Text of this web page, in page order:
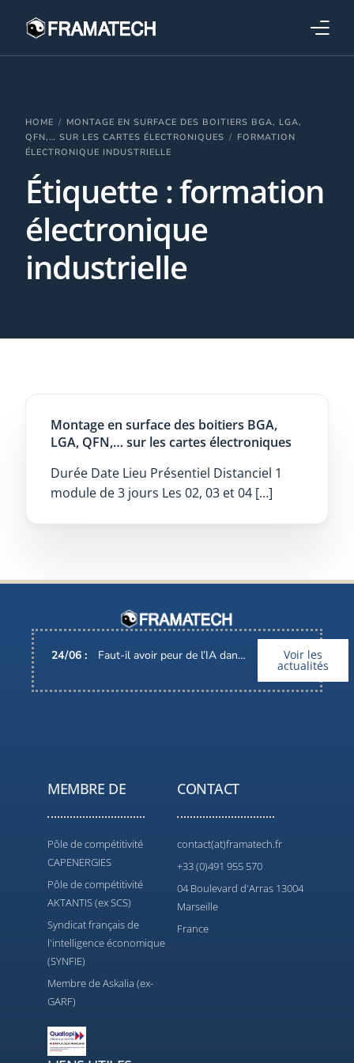
HOME
MONTAGE EN SURFACE DES BOITIERS BGA, LGA,
QFN,… SUR LES CARTES ÉLECTRONIQUES
FORMATION
ÉLECTRONIQUE INDUSTRIELLE
Étiquette :formation
électronique
industrielle
Montage en surface des boitiers BGA,
LGA, QFN,… sur les cartes électroniques
Durée Date Lieu Présentiel Distanciel 1
module de 3 jours Les 02, 03 et 04 […]
24/06 : Faut-il avoir peur de l’IA dans nos métiers ? Voir les
actualités
MEMBRE DE
Pôle de compétitivité
CAPENERGIES
Pôle de compétitivité
AKTANTIS (ex SCS)
Syndicat français de
l'intelligence économique
(SYNFIE)
Membre de Askalia (ex-
GARF)
CONTACT
contact(at)framatech.fr
+33 (0)491 955 570
04 Boulevard d'Arras 13004
Marseille
France
Formations
Stratégies industrielles